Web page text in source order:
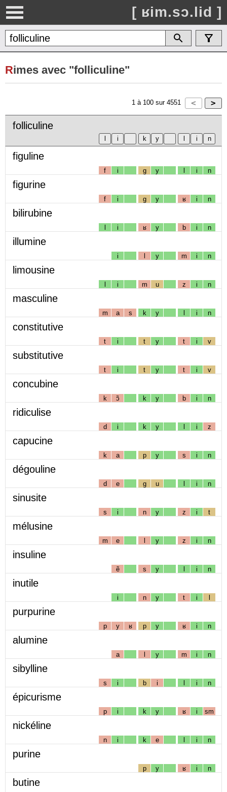
[ ʁim.sɔ.lid ]
Rimes avec "folliculine"
1 à 100 sur 4551
folliculine
figuline
f i g y l i n
figurine
f i g y ʁ i n
bilirubine
l i ʁ y b i n
illumine
i l y m i n
limousine
l i m u z i n
masculine
m a s k y l i n
constitutive
t i t y t i v
substitutive
t i t y t i v
concubine
k ɔ̃ k y b i n
ridiculise
d i k y l i z
capucine
k a p y s i n
dégouline
d e g u l i n
sinusite
s i n y z i t
mélusine
m e l y z i n
insuline
ẽ s y l i n
inutile
i n y t i l
purpurine
p y ʁ p y ʁ i n
alumine
a l y m i n
sibylline
s i b i l i n
épicurisme
p i k y ʁ i sm
nickéline
n i k e l i n
purine
p y ʁ i n
butine